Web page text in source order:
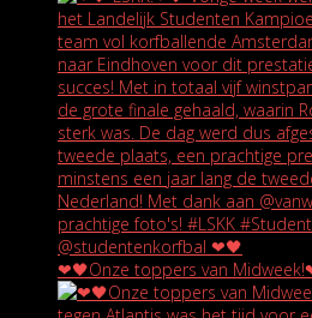
❤🖤Onze toppers van